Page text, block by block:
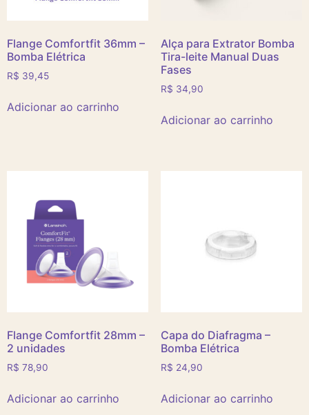
Flange Comfortfit 36mm –
Bomba Elétrica
R$ 39,45
Adicionar ao carrinho
Alça para Extrator Bomba
Tira-leite Manual Duas
Fases
R$ 34,90
Adicionar ao carrinho
Flange Comfortfit 28mm –
2 unidades
R$ 78,90
Adicionar ao carrinho
Capa do Diafragma –
Bomba Elétrica
R$ 24,90
Adicionar ao carrinho